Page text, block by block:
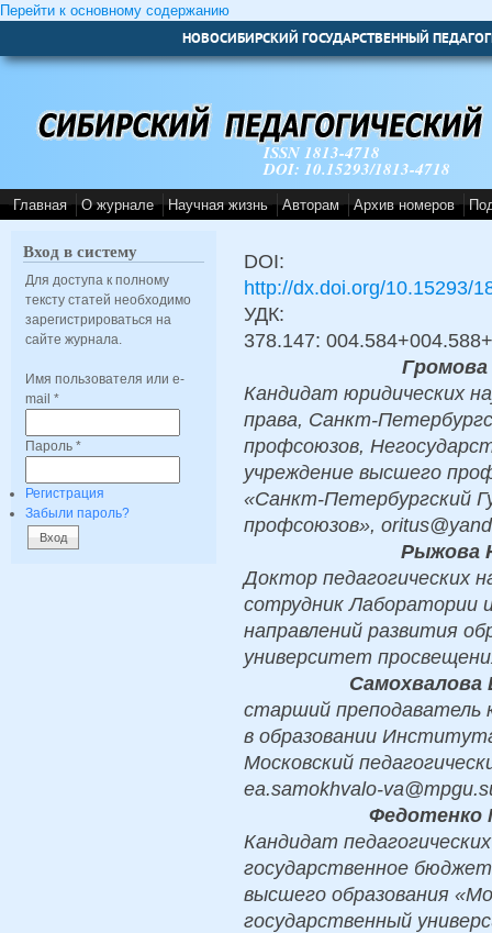
Перейти к основному содержанию
НОВОСИБИРСКИЙ ГОСУДАРСТВЕННЫЙ
ISSN 1813-4718
DOI: 10.15293/1813-4718
Главная О журнале Научная жизнь Авторам Архив номеров
Вход в систему
Для доступа к полному
тексту статей необходимо
зарегистрироваться на
сайте журнала.
Имя пользователя или e-
mail *
Пароль *
Регистрация
Забыли пароль?
DOI:
http://dx.doi.org/10.15293/
УДК:
378.147:
Громова
Кандидат юридических
права, Санкт-
профсоюзов,
учреждение высшего
«Санкт-Петербургский
профсоюзов»,
Рыжова
Доктор педагогических
сотрудник Лаборатории
направлений развития
университет
Самохвалова
старший преподаватель
в образовании
Московский
ea.samokhvalo-
Федотенко
Кандидат
государственное
высшего образования
государственный